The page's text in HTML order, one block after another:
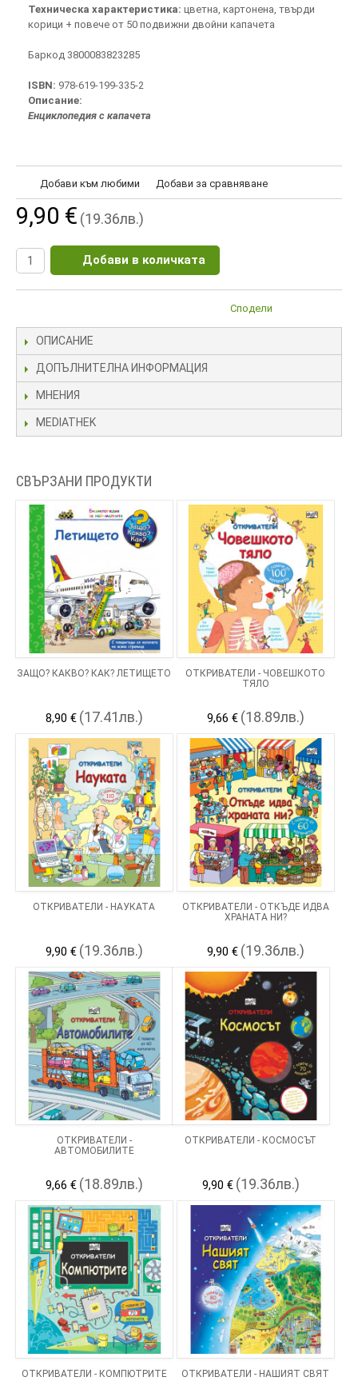
Техническа характеристика: цветна, картонена, твърди
корици + повече от 50 подвижни двойни капачета
Баркод 3800083823285
ISBN: 978-619-199-335-2
Описание:
Енциклопедия с капачета
Добави към любими Добави за сравняване
9,90 € (19.36лв.)
Добави в количката
Сподели
ОПИСАНИЕ
ДОПЪЛНИТЕЛНА ИНФОРМАЦИЯ
МНЕНИЯ
MEDIATHEK
СВЪРЗАНИ ПРОДУКТИ
ЗАЩО? КАКВО? КАК? ЛЕТИЩЕТО
8,90 € (17.41лв.)
ОТКРИВАТЕЛИ - ЧОВЕШКОТО
ТЯЛО
9,66 € (18.89лв.)
ОТКРИВАТЕЛИ - НАУКАТА
9,90 € (19.36лв.)
ОТКРИВАТЕЛИ - ОТКЪДЕ ИДВА
ХРАНАТА НИ?
9,90 € (19.36лв.)
ОТКРИВАТЕЛИ -
АВТОМОБИЛИТЕ
9,66 € (18.89лв.)
ОТКРИВАТЕЛИ - КОСМОСЪТ
9,90 € (19.36лв.)
ОТКРИВАТЕЛИ - КОМПЮТРИТЕ ОТКРИВАТЕЛИ - НАШИЯТ СВЯТ